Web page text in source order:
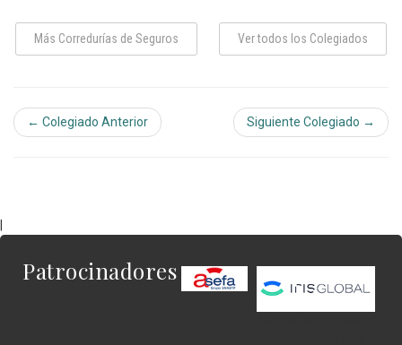
Más Corredurías de Seguros Ver todos los Colegiados
← Colegiado Anterior Siguiente Colegiado →
Patrocinadores